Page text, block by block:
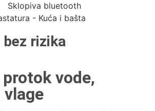
bez rizika
vode,
vlage